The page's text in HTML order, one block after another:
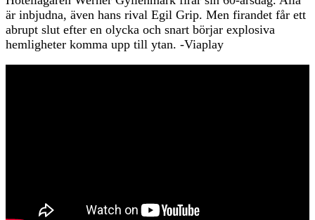
är inbjudna, även hans rival Egil Grip. Men firandet får ett
abrupt slut efter en olycka och snart börjar explosiva
hemligheter komma upp till ytan. -Viaplay